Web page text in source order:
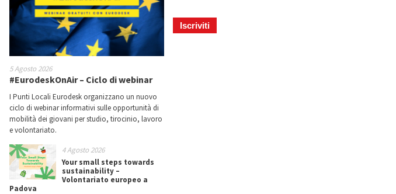
5 Agosto 2026
#EurodeskOnAir – Ciclo di webinar
I Punti Locali Eurodesk organizzano un nuovo
ciclo di webinar informativi sulle opportunità di
mobilità dei giovani per studio, tirocinio, lavoro
e volontariato.
4 Agosto 2026
Your small steps towards
sustainability –
Volontariato europeo a
Padova